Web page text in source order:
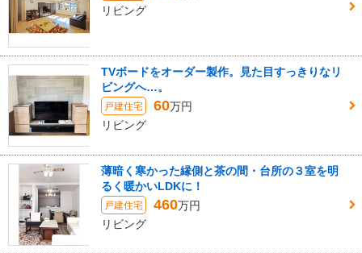
リビング
TVボードをオーダー製作。見た目すっきりなリ
ビングへ…。
戸建住宅 60万円
リビング
薄暗く寒かった縁側と茶の間・台所の３室を明
るく暖かいLDKに！
戸建住宅 460万円
リビング